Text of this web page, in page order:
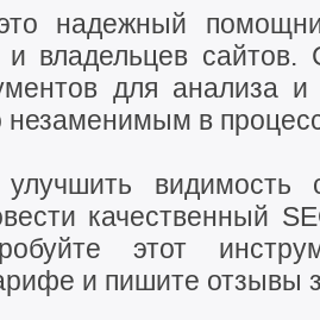
надежный
и владельцев сайтов.
для анализа
незаменимым в
видимость
качественный
этот
и пишите отзывы